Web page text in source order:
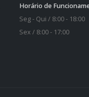
Horário de
Seg - Qui / 8:00 - 18:00
Sex / 8:00 - 17:00